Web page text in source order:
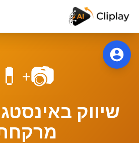
דלג לתוכן הראשי
📷
+
💊
שיווק